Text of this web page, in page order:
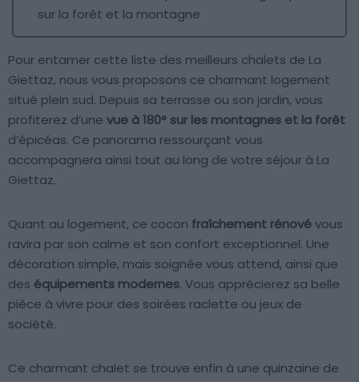
sur la forêt et la montagne
Pour entamer cette liste des meilleurs chalets de La
Giettaz, nous vous proposons ce charmant logement
situé plein sud. Depuis sa terrasse ou son jardin, vous
profiterez d’une vue à 180° sur les montagnes et la forêt
d’épicéas. Ce panorama ressourçant vous
accompagnera ainsi tout au long de votre séjour à La
Giettaz.
Quant au logement, ce cocon fraîchement rénovévous
ravira par son calme et son confort exceptionnel. Une
décoration simple, mais soignée vous attend, ainsi que
des équipements modernes. Vous apprécierez sa belle
pièce à vivre pour des soirées raclette ou jeux de
société.
Ce charmant chalet se trouve enfin à une quinzaine de